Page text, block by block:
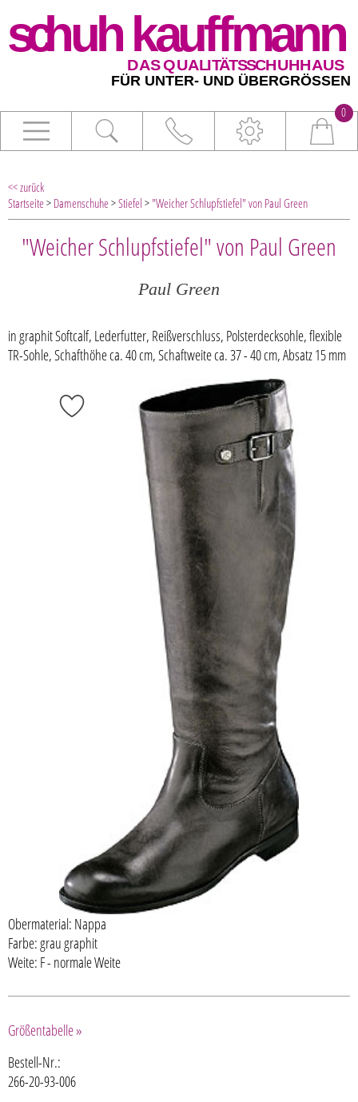
0
<< zurück
Startseite> Damenschuhe>Stiefel > "Weicher Schlupfstiefel" von Paul Green
"Weicher Schlupfstiefel" von Paul Green
Paul Green
in graphit Softcalf, Lederfutter, Reißverschluss, Polsterdecksohle, flexible
TR-Sohle, Schafthöhe ca. 40 cm, Schaftweite ca. 37 - 40 cm, Absatz 15 mm
Obermaterial: Nappa
Farbe: grau graphit
Weite: F - normale Weite
Größentabelle »
Bestell-Nr.:
266-20-93-006